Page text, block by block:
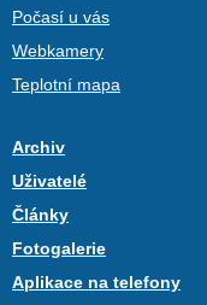
Počasí u vás
Webkamery
Teplotní mapa
Archiv
Uživatelé
Články
Fotogalerie
Aplikace na telefony